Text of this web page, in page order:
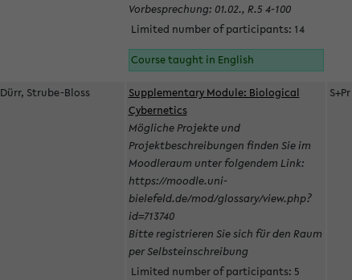
Vorbesprechung: 01.02., R.5 4-100
Limited number of participants: 14
Course taught in English
Dürr, Strube-Bloss
Supplementary Module: Biological
Cybernetics
Mögliche Projekte und
Projektbeschreibungen finden Sie im
Moodleraum unter folgendem Link:
https://moodle.uni-
bielefeld.de/mod/glossary/view.php?
id=713740
Bitte registrieren Sie sich für den Raum
per Selbsteinschreibung
Limited number of participants: 5
S+Pr